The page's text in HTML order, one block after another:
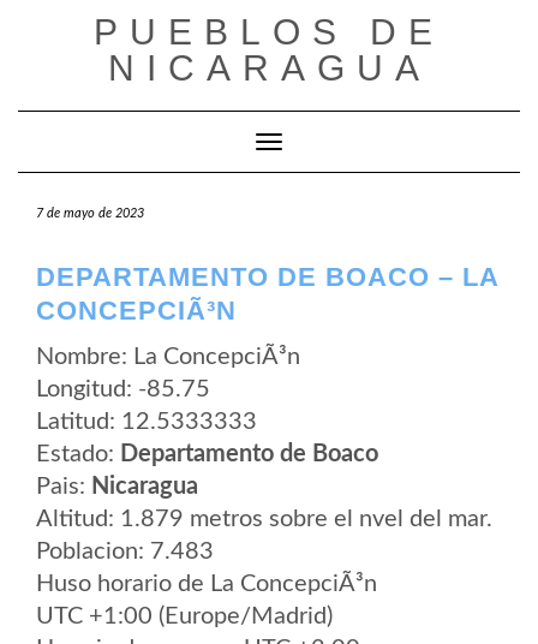
PUEBLOS DE
NICARAGUA
Cambiar modo de navegación
7 de mayo de 2023
DEPARTAMENTO DE BOACO – LA
CONCEPCIÃ³N
Nombre: La ConcepciÃ³n
Longitud: -85.75
Latitud: 12.5333333
Estado: Departamento de Boaco
Pais: Nicaragua
Altitud: 1.879 metros sobre el nvel del mar.
Poblacion: 7.483
Huso horario de La ConcepciÃ³n
UTC +1:00 (Europe/Madrid)